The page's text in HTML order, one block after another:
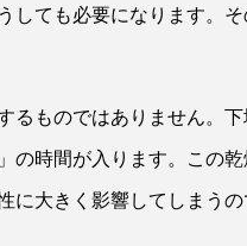
しても必要になります。
るものではありません。
の時間が入ります。この
に大きく影響してしまうの